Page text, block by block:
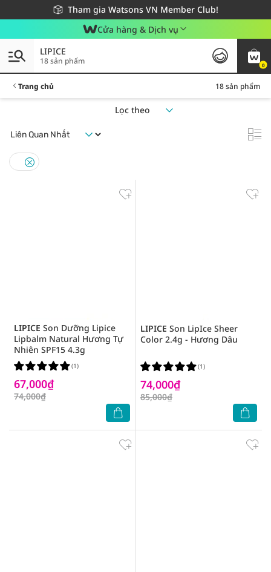
Tham gia Watsons VN Member Club!
Miễn phí giao hàng cho đơn hàng từ 249,000Đ
Giao hàng nhanh 24h - Áp dụng khu vực TP. Hồ Chí Minh
Cửa hàng & Dịch vụ
0
LIPICE
18 sản phẩm
Trang chủ 18 sản phẩm
Lọc theo
LIPICE Son Dưỡng Lipice
Lipbalm Natural Hương Tự
Nhiên SPF15 4.3g
67,000₫
74,000₫
(1)
LIPICE Son LipIce Sheer
Color 2.4g - Hương Dâu
74,000₫
85,000₫
(1)